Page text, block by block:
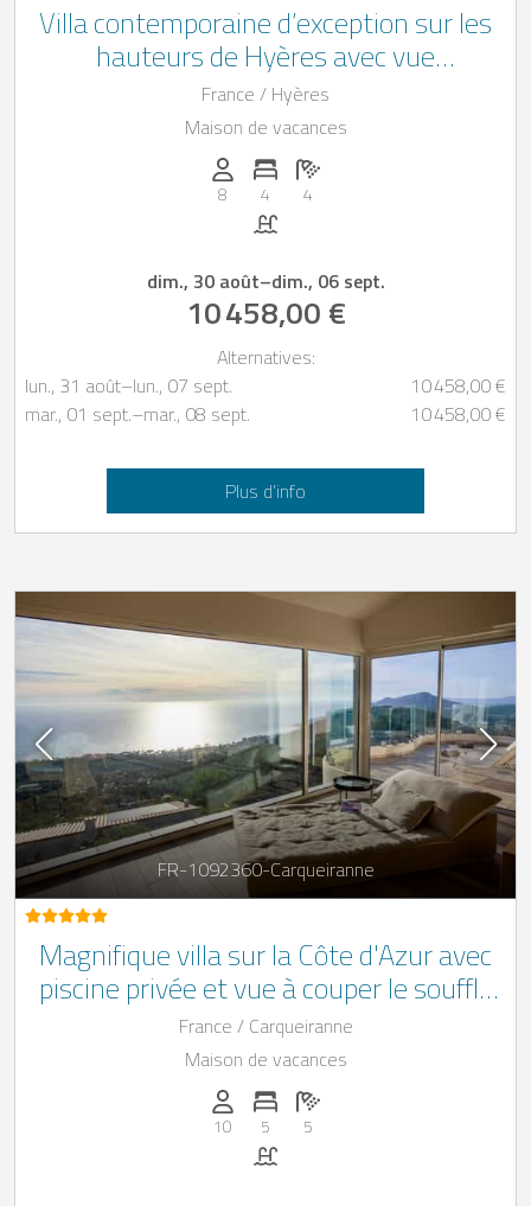
Villa contemporaine d’exception sur les
hauteurs de Hyères avec vue
panoramique et piscine privée sur la Côte
d'Azur
France / Hyères
Maison de vacances
Personnes (max): 8
8
Nombre de chambres: 4
4
Nombre de salles de bain: 4
4
Piscine
dim., 30 août–dim., 06 sept.
10 458,00 €
Alternatives:
lun., 31 août–lun., 07 sept.
10 458,00 €
mar., 01 sept.–mar., 08 sept. 10 458,00 €
Plus d’info
FR-1092360-Carqueiranne
Magnifique villa sur la Côte d'Azur avec
piscine privée et vue à couper le souffle
sur la mer Méditerranée.
France / Carqueiranne
Maison de vacances
Personnes (max): 10
10
Nombre de chambres: 5
5
Nombre de salles de bain: 5
5
Piscine